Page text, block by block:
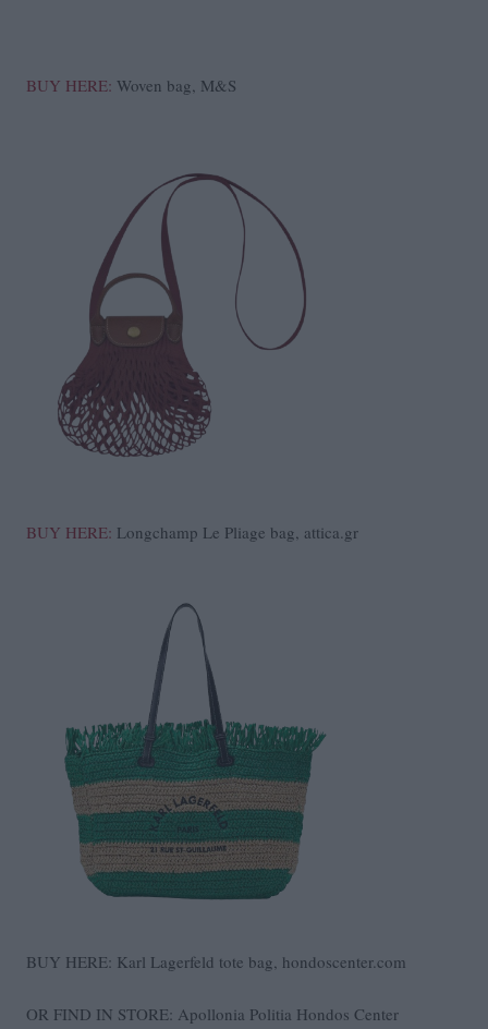
BUY HERE: Woven bag, M&S
BUY HERE: Longchamp Le Pliage bag, attica.gr
BUY HERE: Karl Lagerfeld tote bag, hondoscenter.com
OR FIND IN STORE: Apollonia Politia Hondos Center